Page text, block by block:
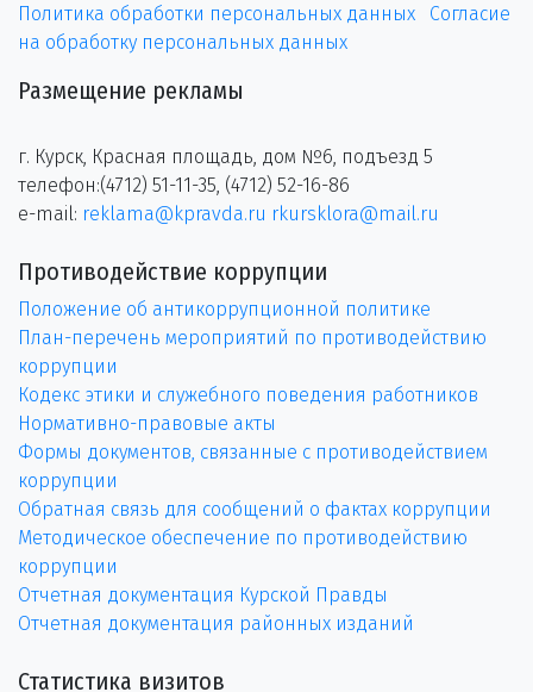
Политика обработки персональных данных
Согласие
на обработку персональных данных
Размещение рекламы
г. Курск, Красная площадь, дом №6, подъезд 5
телефон:(4712) 51-11-35, (4712) 52-16-86
e-mail: reklama@kpravda.ru rkursklora@mail.ru
Противодействие коррупции
Положение об антикоррупционной политике
План-перечень мероприятий по противодействию
коррупции
Кодекс этики и служебного поведения работников
Нормативно-правовые акты
Формы документов, связанные с противодействием
коррупции
Обратная связь для сообщений о фактах коррупции
Методическое обеспечение по противодействию
коррупции
Отчетная документация Курской Правды
Отчетная документация районных изданий
Статистика визитов